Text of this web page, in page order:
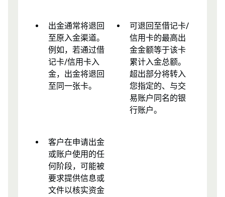
出金通常将退回
至原入金渠道。
例如，若通过借
记卡/信用卡入
金，出金将退回
至同一张卡。
可退回至借记卡/
信用卡的最高出
金金额等于该卡
累计入金总额。
超出部分将转入
您指定的、与交
易账户同名的银
行账户。
客户在申请出金
或账户使用的任
何阶段，可能被
要求提供信息或
文件以核实资金